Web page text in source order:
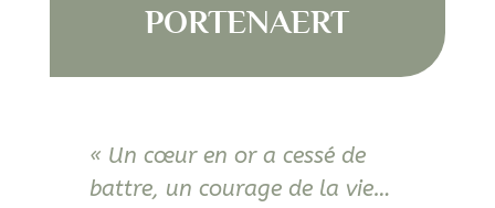
PORTENAERT
« Un cœur en or a cessé de
battre, un courage de la vie…